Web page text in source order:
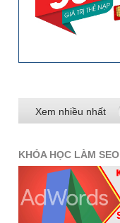
Xem nhiều nhất
KHÓA HỌC LÀM SEO